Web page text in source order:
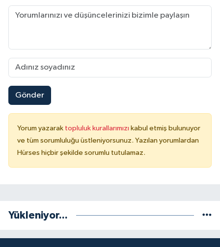
Gönder
Yorum yazarak topluluk kurallarımızı kabul etmiş bulunuyor
ve tüm sorumluluğu üstleniyorsunuz. Yazılan yorumlardan
Hürses hiçbir şekilde sorumlu tutulamaz.
Yükleniyor...